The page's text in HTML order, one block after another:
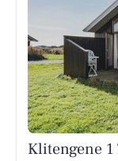
Klitengene